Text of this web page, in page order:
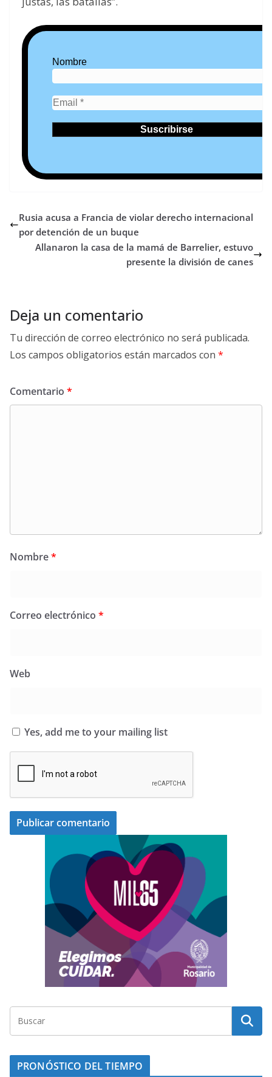
Nombre
Rusia acusa a Francia de violar derecho internacional
por detención de un buque
Allanaron la casa de la mamá de Barrelier, estuvo
presente la división de canes
Deja un comentario
Tu dirección de correo electrónico no será publicada.
Los campos obligatorios están marcados con *
Comentario *
Nombre*
Correo electrónico *
Web
Yes, add me to your mailing list
PRONÓSTICO DEL TIEMPO